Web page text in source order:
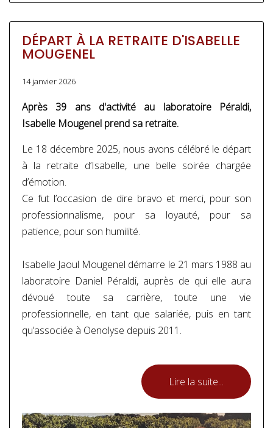
DÉPART À LA RETRAITE D'ISABELLE
MOUGENEL
14 janvier 2026
Après 39 ans d'activité au laboratoire Péraldi,
Isabelle Mougenel prend sa retraite.
Le 18 décembre 2025, nous avons célébré le départ
à la retraite d’Isabelle, une belle soirée chargée
d’émotion.
Ce fut l’occasion de dire bravo et merci, pour son
professionnalisme, pour sa loyauté, pour sa
patience, pour son humilité.
Isabelle Jaoul Mougenel démarre le 21 mars 1988 au
laboratoire Daniel Péraldi, auprès de qui elle aura
dévoué toute sa carrière, toute une vie
professionnelle, en tant que salariée, puis en tant
qu’associée à Oenolyse depuis 2011.
Lire la suite...